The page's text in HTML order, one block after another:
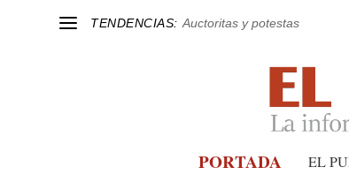
TENDENCIAS: Auctoritas y potestas
PORTADA EL